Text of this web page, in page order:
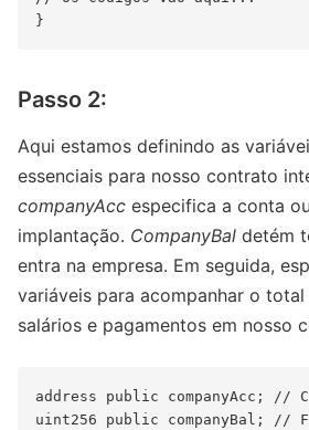
Passo 2:
Aqui estamos definindo as
essenciais para nosso contrato
companyAcc especifica a conta
implantação. CompanyBal detém
entra na empresa. Em seguida,
variáveis ​​para acompanhar o
salários e pagamentos em nosso
address public companyAcc; //
uint256 public companyBal; //